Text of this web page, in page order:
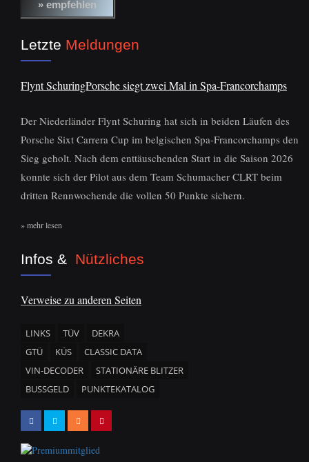
Letzte Meldungen
Flynt SchuringPorsche siegt zwei Mal in Spa-Francorchamps
Der Niederländer Flynt Schuring hat sich in beiden Läufen des
Porsche Sixt Carrera Cup im belgischen Spa-Francorchamps den
Sieg geholt. Nach dem enttäuschenden Start in die Saison 2026
konnte sich der Pilot aus dem Team Schumacher CLRT beim
dritten Rennwochende die vollen 50 Punkte sichern.
» mehr lesen
Infos & Nützliches
Verweise zu anderen Seiten
LINKS TÜV
DEKRA
GTÜ
KÜS
CLASSIC DATA
VIN-DECODER
STATIONÄRE BLITZER
BUSSGELD
PUNKTEKATALOG